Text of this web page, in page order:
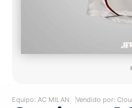
Equipo: AC MILAN Vendido por: